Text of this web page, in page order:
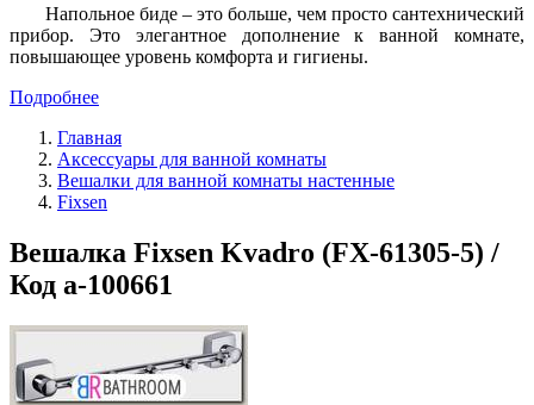
Напольное биде – это больше, чем просто сантехнический
прибор. Это элегантное дополнение к ванной комнате,
повышающее уровень комфорта и гигиены.
Подробнее
Главная
Аксессуары для ванной комнаты
Вешалки для ванной комнаты настенные
Fixsen
Вешалка Fixsen Kvadro (FX-61305-5) /
Код a-100661